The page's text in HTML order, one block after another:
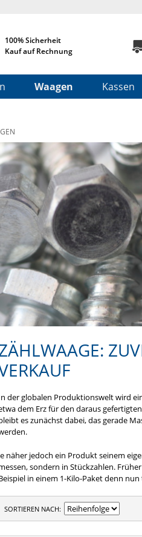
100% Sicherheit
Kauf auf Rechnung
Waagen Kassen
der globalen Produktionswelt wird
dem Erz für den daraus
es zunächst dabei, das gerade
näher jedoch ein Produkt seinem
sondern in Stückzahlen.
in einem 1-Kilo-Paket denn
SORTIEREN NACH